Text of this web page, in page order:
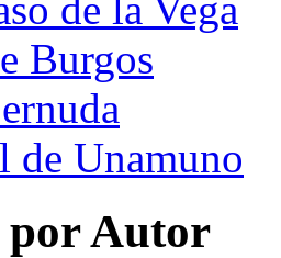
Burgos
de Unamuno
por Autor